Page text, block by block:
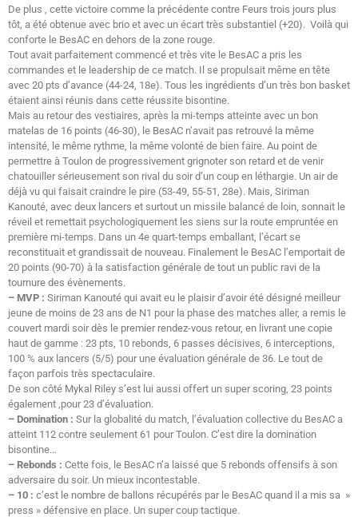
De plus , cette victoire comme la précédente contre Feurs trois jours plus
tôt, a été obtenue avec brio et avec un écart très substantiel (+20). Voilà qui
conforte le BesAC en dehors de la zone rouge.
Tout avait parfaitement commencé et très vite le BesAC a pris les
commandes et le leadership de ce match. Il se propulsait même en tête
avec 20 pts d’avance (44-24, 18e). Tous les ingrédients d’un très bon basket
étaient ainsi réunis dans cette réussite bisontine.
Mais au retour des vestiaires, après la mi-temps atteinte avec un bon
matelas de 16 points (46-30), le BesAC n’avait pas retrouvé la même
intensité, le même rythme, la même volonté de bien faire. Au point de
permettre à Toulon de progressivement grignoter son retard et de venir
chatouiller sérieusement son rival du soir d’un coup en léthargie. Un air de
déjà vu qui faisait craindre le pire (53-49, 55-51, 28e). Mais, Siriman
Kanouté, avec deux lancers et surtout un missile balancé de loin, sonnait le
réveil et remettait psychologiquement les siens sur la route empruntée en
première mi-temps. Dans un 4e quart-temps emballant, l’écart se
reconstituait et grandissait de nouveau. Finalement le BesAC l’emportait de
20 points (90-70) à la satisfaction générale de tout un public ravi de la
tournure des évènements.
– MVP : Siriman Kanouté qui avait eu le plaisir d’avoir été désigné meilleur
jeune de moins de 23 ans de N1 pour la phase des matches aller, a remis le
couvert mardi soir dès le premier rendez-vous retour, en livrant une copie
haut de gamme : 23 pts, 10 rebonds, 6 passes décisives, 6 interceptions,
100 % aux lancers (5/5) pour une évaluation générale de 36. Le tout de
façon parfois très spectaculaire.
De son côté Mykal Riley s’est lui aussi offert un super scoring, 23 points
également ,pour 23 d’évaluation.
– Domination : Sur la globalité du match, l’évaluation collective du BesAC a
atteint 112 contre seulement 61 pour Toulon. C’est dire la domination
bisontine…
– Rebonds : Cette fois, le BesAC n’a laissé que 5 rebonds offensifs à son
adversaire du soir. Un mieux incontestable.
– 10 : c’est le nombre de ballons récupérés par le BesAC quand il a mis sa »
press » défensive en place. Un super coup tactique.